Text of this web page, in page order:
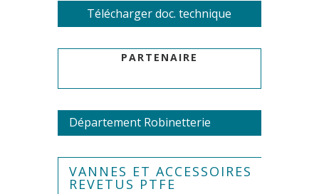
Télécharger doc. technique
PARTENAIRE
Département Robinetterie
VANNES ET ACCESSOIRES
REVETUS PTFE